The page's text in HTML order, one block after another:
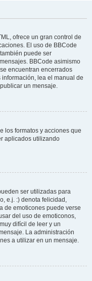
ofrece un gran control de
El uso de BBCode
puede ser
BBCode asimismo
encuentran encerrados
información, lea el manual de
un mensaje.
los formatos y acciones que
aplicados utilizando
ser utilizadas para
e.j. :) denota felicidad,
de emoticones puede verse
del uso de emoticonos,
difícil de leer y un
La administración
a utilizar en un mensaje.